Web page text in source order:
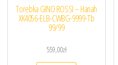
Torebka GINO ROSSI – Hanah
XK4056-ELB-CWBG-9999-Tb
99/99
559,00zł